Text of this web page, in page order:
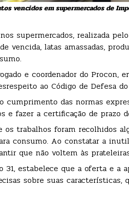
vencidos em supermercados de
supermercados, realizada
vencida, latas amassadas,
e coordenador do
ao Código de Defesa
cumprimento das normas
e fazer a certificação de prazo
os trabalhos foram recolhidos
consumo. Ao constatar a
que não voltem às
31, estabelece que a oferta e a
sobre suas características,